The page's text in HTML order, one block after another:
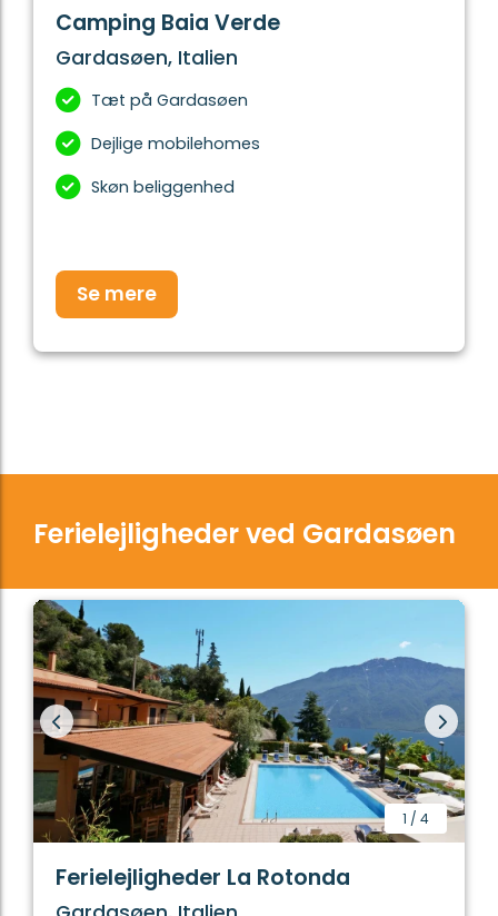
Camping Baia Verde
Gardasøen, Italien
Tæt på Gardasøen
Dejlige mobilehomes
Skøn beliggenhed
Se mere
Ferielejligheder ved Gardasøen
1 / 4
Ferielejligheder La Rotonda